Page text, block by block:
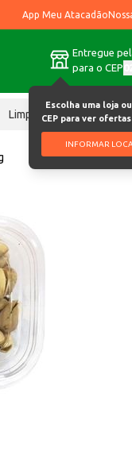
App Meu Atacadão
Entregue
para o CEP
Escolha uma loja
CEP para ver
INFORMAR
Limpeza